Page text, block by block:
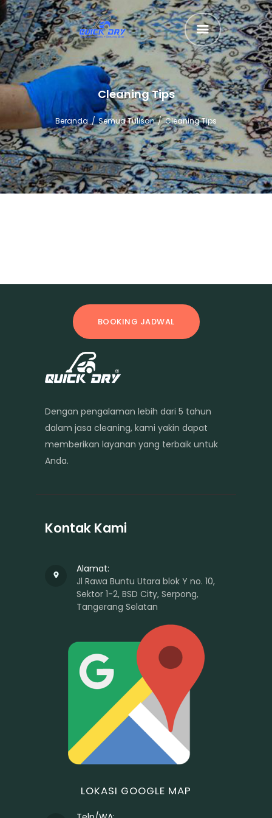
Cleaning Tips
Beranda Semua Tulisan Cleaning Tips
QUICK DRY - PUSAT CUCI KARPET
SOFA SPRING BED & BASMI TUNGAU
BERANDA
TENTANG
JASA
KERJA SAMA
LAUNDRY
HUBUNGI KAMI
BOOKING JADWAL
Dengan pengalaman lebih dari 5 tahun
dalam jasa cleaning, kami yakin dapat
memberikan layanan yang terbaik untuk
Anda.
Kontak Kami
Alamat:
Jl Rawa Buntu Utara blok Y no. 10,
Sektor 1-2, BSD City, Serpong,
Tangerang Selatan
LOKASI GOOGLE MAP